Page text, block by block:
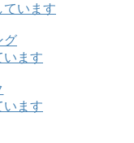
ています
グ
います
います